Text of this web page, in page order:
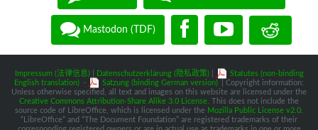
Mastodon (TDF)
Impressum (法律信息)| Datenschutzerklärung (隐私政策)|
Statutes (non-binding
English translation) - Satzung (binding German version)
| Copyright information:
Unless otherwise specified, all text and images on this website are licensed under the
Creative Commons Attribution-Share Alike 3.0 License . This does not include the
source code of LibreOffice, which is licensed under the Mozilla Public License v2.0
“LibreOffice” and “The Document Foundation” are registered trademarks of their